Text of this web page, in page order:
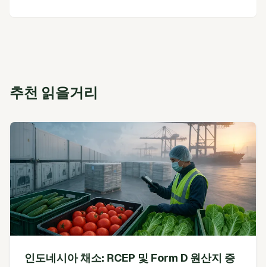
추천 읽을거리
인도네시아 채소: RCEP 및 Form D 원산지 증